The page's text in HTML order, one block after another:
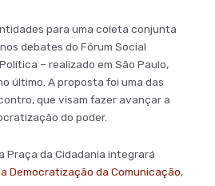
para uma coleta conjunta
debates do Fórum Social
– realizado em São Paulo,
último. A proposta foi uma das
que visam fazer avançar a
do poder.
Praça da Cidadania integrará
Democratização da Comunicação,